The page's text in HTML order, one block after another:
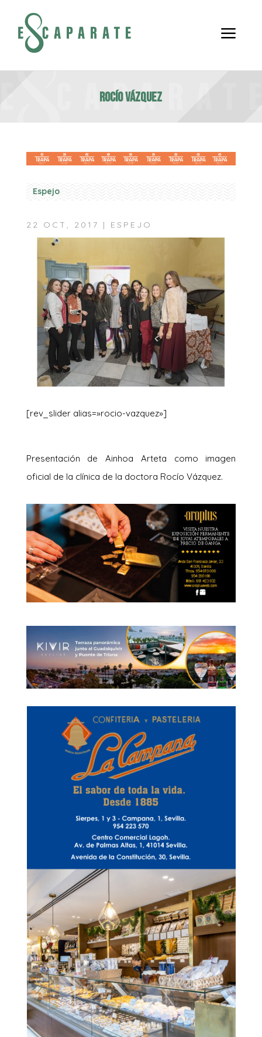
a
Rocío Vázquez
Espejo
22 OCT, 2017 | ESPEJO
[rev_slider alias=»rocio-vazquez»]
Presentación de Ainhoa Arteta como imagen
oficial de la clínica de la doctora Rocío Vázquez.